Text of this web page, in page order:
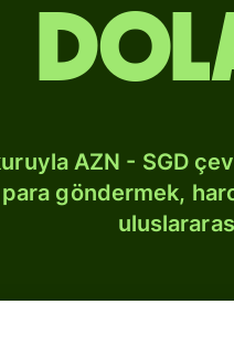
AZN - SGD
göndermek,